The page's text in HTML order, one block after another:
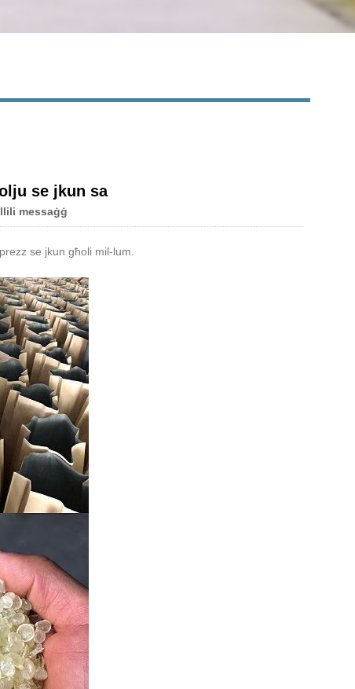
se jkun sa
messaġġ
se jkun għoli mil-lum.